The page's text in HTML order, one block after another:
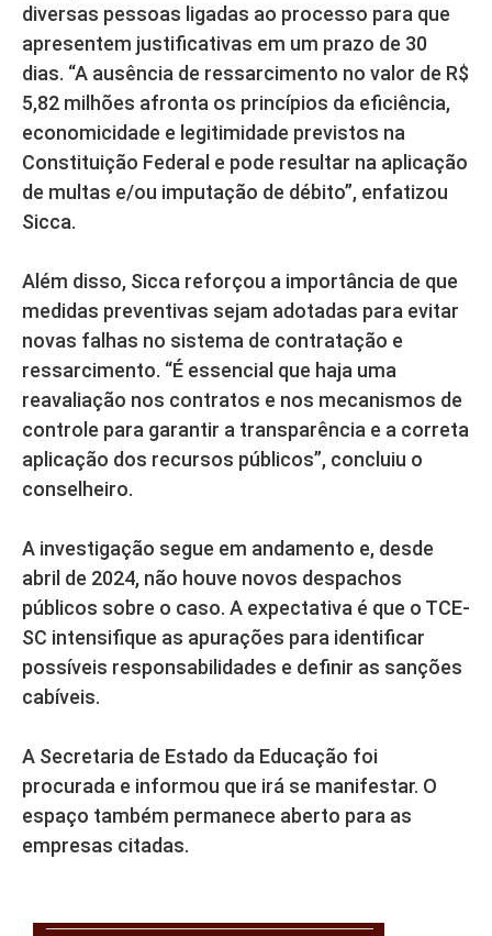
diversas pessoas ligadas ao processo para que
apresentem justificativas em um prazo de 30
dias. “A ausência de ressarcimento no valor de R$
5,82 milhões afronta os princípios da eficiência,
economicidade e legitimidade previstos na
Constituição Federal e pode resultar na aplicação
de multas e/ou imputação de débito”, enfatizou
Sicca.
Além disso, Sicca reforçou a importância de que
medidas preventivas sejam adotadas para evitar
novas falhas no sistema de contratação e
ressarcimento. “É essencial que haja uma
reavaliação nos contratos e nos mecanismos de
controle para garantir a transparência e a correta
aplicação dos recursos públicos”, concluiu o
conselheiro.
A investigação segue em andamento e, desde
abril de 2024, não houve novos despachos
públicos sobre o caso. A expectativa é que o TCE-
SC intensifique as apurações para identificar
possíveis responsabilidades e definir as sanções
cabíveis.
A Secretaria de Estado da Educação foi
procurada e informou que irá se manifestar. O
espaço também permanece aberto para as
empresas citadas.